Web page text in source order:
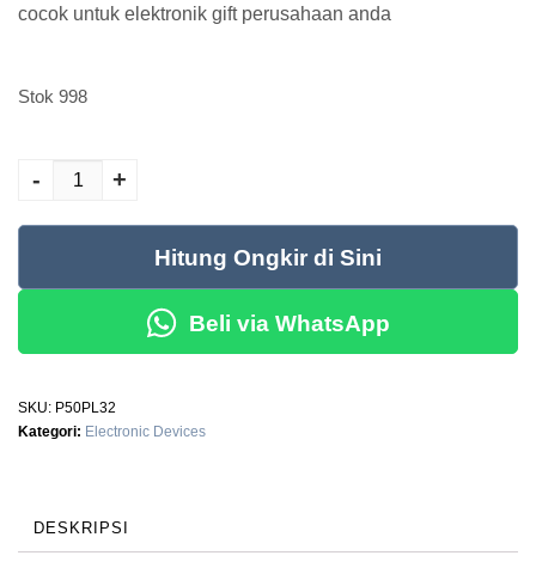
cocok untuk elektronik gift perusahaan anda
Stok 998
Perusahaan
- +
Hitung Ongkir di Sini
Beli via WhatsApp
SKU: P50PL32
Kategori: Electronic Devices
DESKRIPSI